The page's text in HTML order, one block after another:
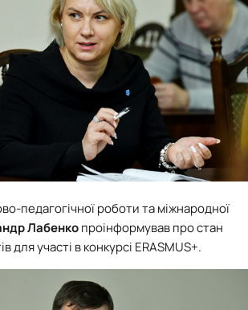
педагогічної роботи та міжнародної
Лабенкопроінформував про стан
для участі в конкурсі ERASMUS+.